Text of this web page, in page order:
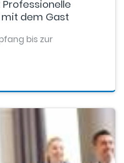
dem Gast
bis zur